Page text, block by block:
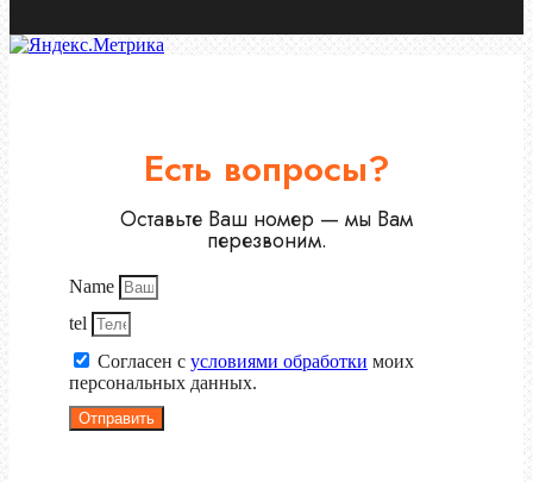
Есть вопросы?
Оставьте Ваш номер — мы Вам
перезвоним.
Name
tel
Согласен с условиями обработки моих
персональных данных.
Отправить